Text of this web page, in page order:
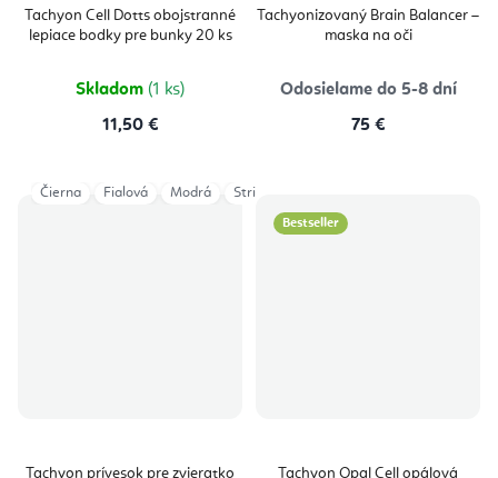
Tachyon Cell Dotts obojstranné
lepiace bodky pre bunky 20 ks
Skladom (1 ks)
11,50 €
Tachyonizovaný Brain Balancer –
maska na oči
Odosielame do 5-8 dní
75 €
Tachyon prívesok pre zvieratko
Čierna Fialová Modrá Strieborná
Bestseller
Tachyon Opal Cell opálová